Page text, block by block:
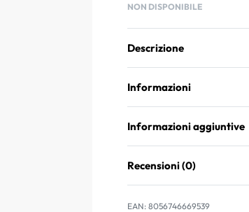
NON DISPONIBILE
Descrizione
Informazioni
Informazioni aggiuntive
Recensioni (0)
EAN: 8056746669539